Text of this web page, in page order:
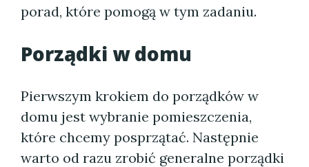
porad, które pomogą w tym zadaniu.
Porządki w domu
Pierwszym krokiem do porządków w
domu jest wybranie pomieszczenia,
które chcemy posprzątać. Następnie
warto od razu zrobić generalne porządki